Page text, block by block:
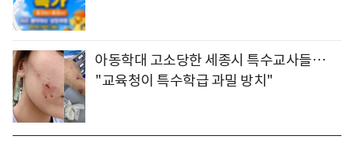
아동학대 고소당한 세종시 특수교사들…
"교육청이 특수학급 과밀 방치"